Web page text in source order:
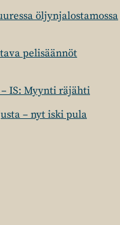
öljynjalostamossa
pelisäännöt
IS: Myynti räjähti
– nyt iski pula